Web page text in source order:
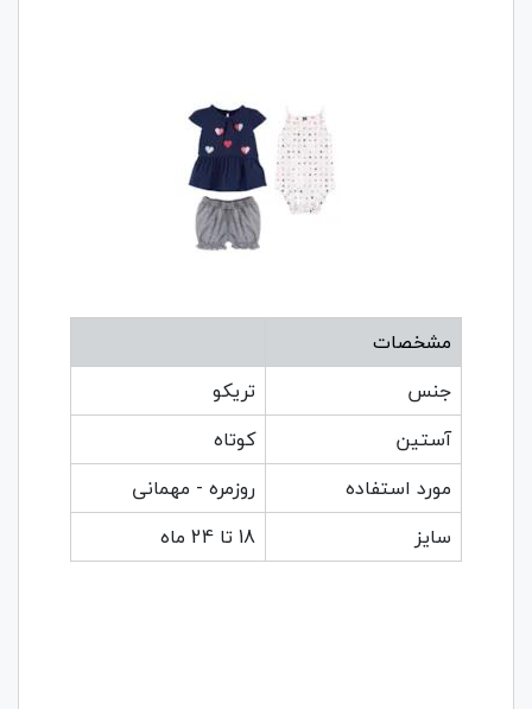
مشخصات
جنس
تریکو
آستین
کوتاه
مورد استفاده
روزمره - مهمانی
سایز
18 تا 24 ماه